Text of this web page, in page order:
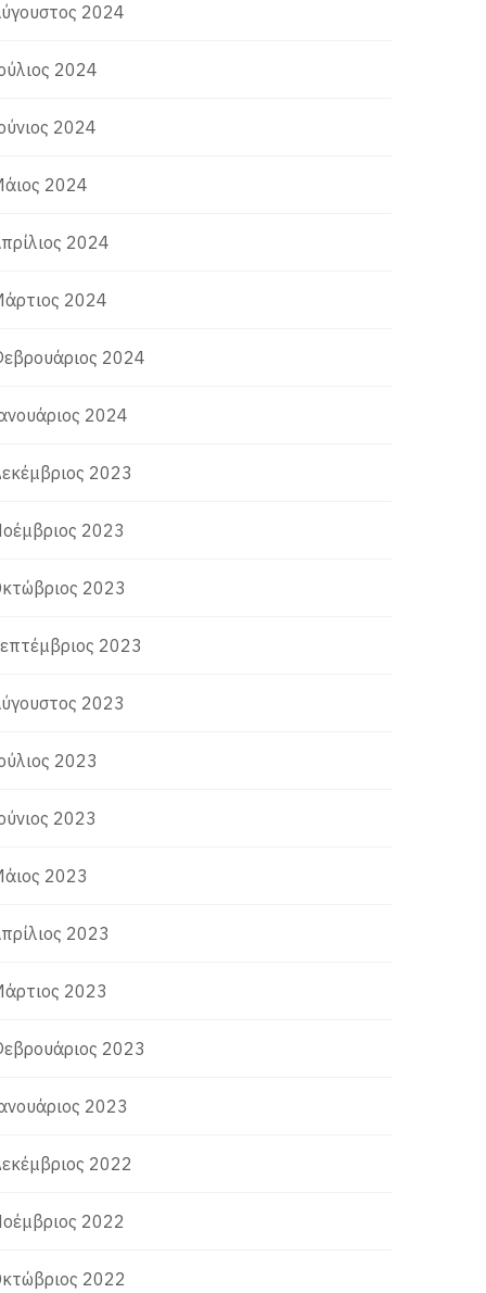
2024
2024
2024
2024
2024
2024
2024
2024
2023
2023
2023
2023
2023
2023
2023
2023
2023
2023
2023
2023
2022
2022
2022